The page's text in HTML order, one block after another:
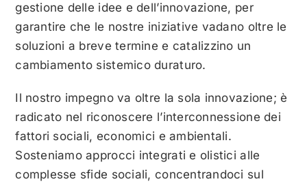
gestione delle idee e dell’innovazione, per
garantire che le nostre iniziative vadano oltre le
soluzioni a breve termine e catalizzino un
cambiamento sistemico duraturo.
Il nostro impegno va oltre la sola innovazione; è
radicato nel riconoscere l’interconnessione dei
fattori sociali, economici e ambientali.
Sosteniamo approcci integrati e olistici alle
complesse sfide sociali, concentrandoci sul